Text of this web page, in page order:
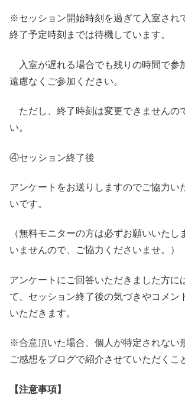
※セッション開始時刻を過ぎて入室され
終了予定時刻までは待機しています。
入室が遅れる場合でも残りの時間で参
遠慮なくご参加ください。
ただし、終了時刻は変更できませんの
い。
④セッション終了後
アンケートをお送りしますのでご協力い
いです。
（無料モニターの方は必ずお願いいたし
いませんので、ご協力くださいませ。）
アンケートにご回答いただきました方に
て、セッション終了後の気づきやコメン
いただきます。
※合意頂いた場合、個人が特定されない
ご感想をブログで紹介させていただくこ
【注意事項】